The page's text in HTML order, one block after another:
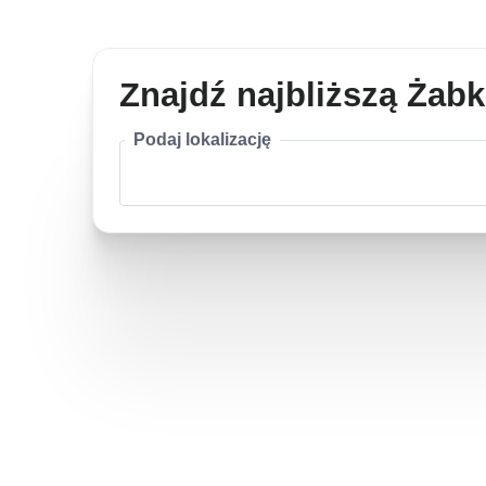
Znajdź najbliższą
Podaj lokalizację